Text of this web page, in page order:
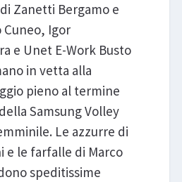
Zanetti Bergamo e
Cuneo, Igor
e Unet E-Work Busto
in vetta alla
pieno al termine
Samsung Volley
Le azzurre di
e le farfalle di Marco
speditissime